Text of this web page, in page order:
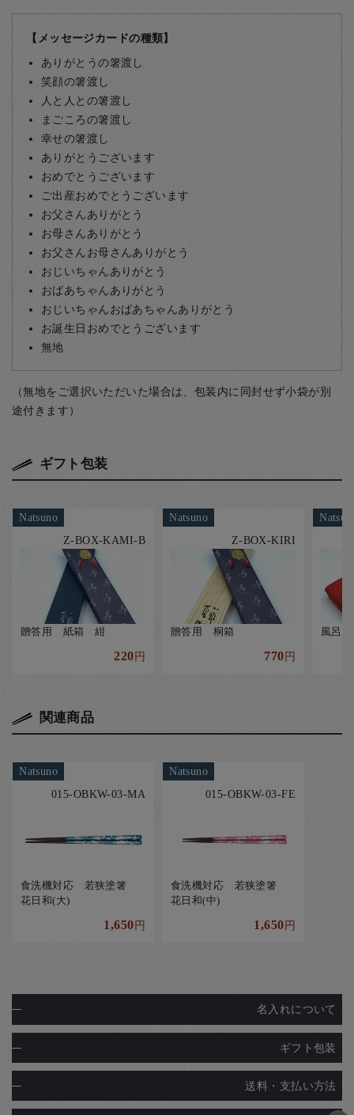
【メッセージカードの種類】
ありがとうの箸渡し
笑顔の箸渡し
人と人との箸渡し
まごころの箸渡し
幸せの箸渡し
ありがとうございます
おめでとうございます
ご出産おめでとうございます
お父さんありがとう
お母さんありがとう
お父さんお母さんありがとう
おじいちゃんありがとう
おばあちゃんありがとう
おじいちゃんおばあちゃんありがとう
お誕生日おめでとうございます
無地
（無地をご選択いただいた場合は、包装内に同封せず小袋が別
途付きます）
ギフト包装
Natsuno
Z-BOX-KAMI-B
贈答用 紙箱 紺
220円
Natsuno
Z-BOX-KIRI
贈答用 桐箱
770円
風呂
関連商品
Natsuno
015-OBKW-03-MA
食洗機対応 若狭塗箸
花日和(大)
1,650円
Natsuno
015-OBKW-03-FE
食洗機対応 若狭塗箸
花日和(中)
1,650円
名入れについて
ギフト包装
送料・支払い方法